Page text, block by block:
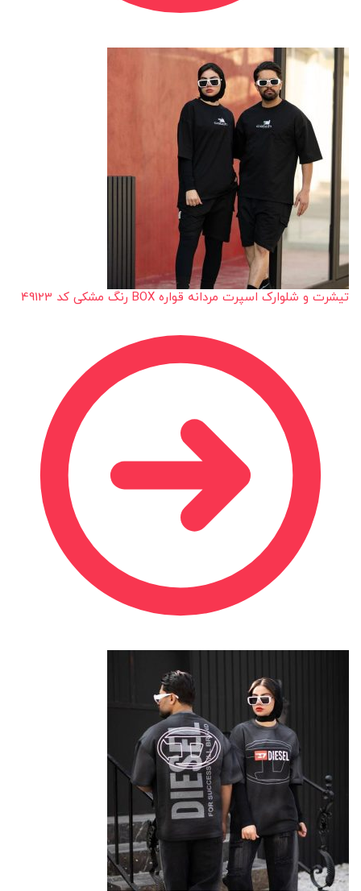
تیشرت و شلوارک اسپرت مردانه قواره BOX رنگ مشکی کد 49123